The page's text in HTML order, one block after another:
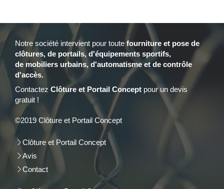
Notre société intervient pour toute fourniture et pose de
clôtures, de portails, d'équipements sportifs,
de mobiliers urbains, d'automatisme et de contrôle
d'accès.
Contactez Clôture et Portail Concept pour un devis
gratuit !
©2019 Clôture et Portail Concept
Clôture et Portail Concept
Avis
Contact